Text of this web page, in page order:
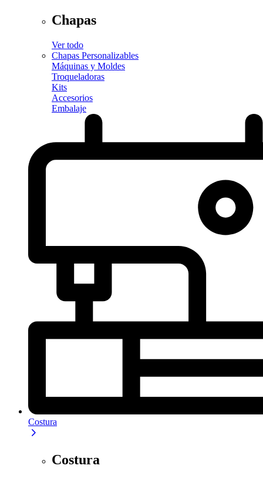
Chapas
Ver todo
Chapas Personalizables
Máquinas y Moldes
Troqueladoras
Kits
Accesorios
Embalaje
Costura
Costura